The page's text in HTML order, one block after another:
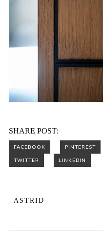
SHARE POST:
ASTRID